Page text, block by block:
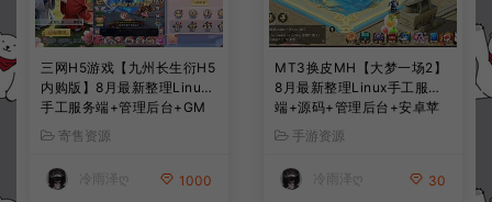
三网H5游戏【九州长生衍H5
内购版】8月最新整理Linux
手工服务端+管理后台+GM
授权后台+简易安卓客户端
+详细搭建教程+视频教程
寄售资源
冷雨泽ღ 1000
MT3换皮MH【大梦一场2】
8月最新整理Linux手工服务
端+源码+管理后台+安卓苹
果双端+详细搭建教程+视频
教程
手游资源
冷雨泽ღ 30